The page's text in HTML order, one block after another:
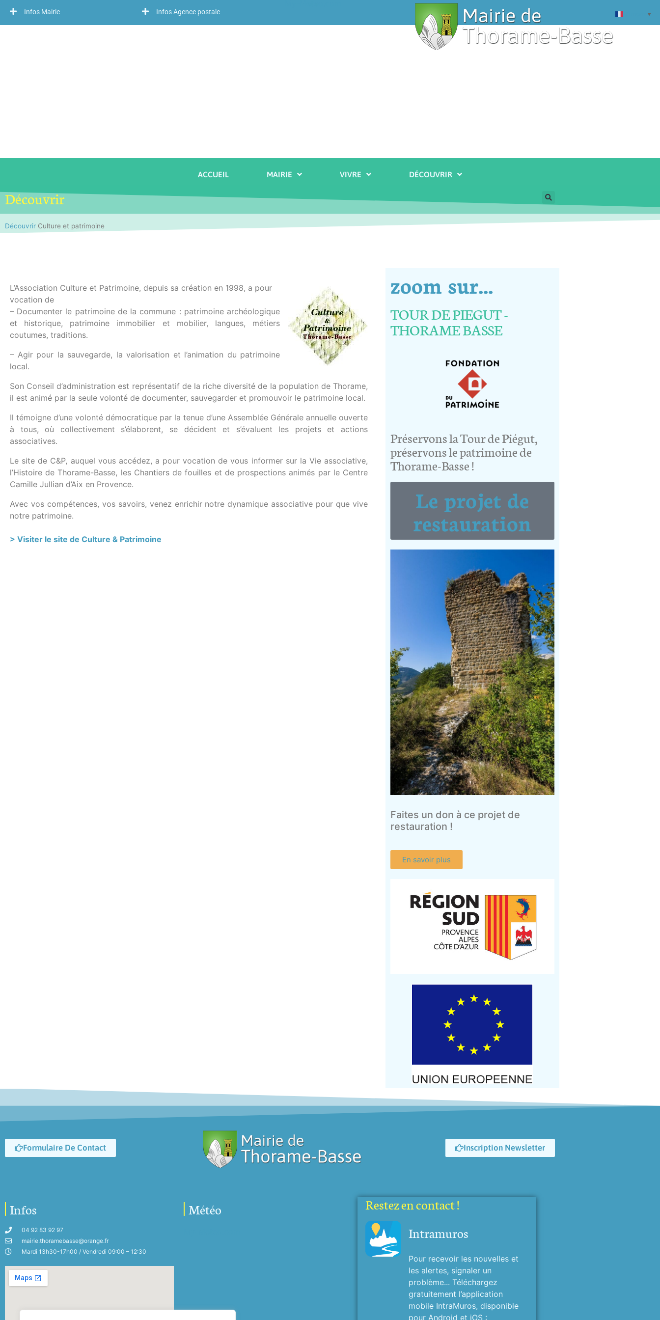
Infos Mairie Infos Agence postale
ACCUEIL MAIRIE VIVRE DÉCOUVRIR
Découvrir
Découvrir Culture et patrimoine
L’Association Culture et Patrimoine, depuis sa création en 1998, a pour
vocation de
– Documenter le patrimoine de la commune : patrimoine archéologique
et historique, patrimoine immobilier et mobilier, langues, métiers
coutumes, traditions.
– Agir pour la sauvegarde, la valorisation et l’animation du patrimoine
local.
Son Conseil d’administration est représentatif de la riche diversité de la population de Thorame,
il est animé par la seule volonté de documenter, sauvegarder et promouvoir le patrimoine local.
Il témoigne d’une volonté démocratique par la tenue d’une Assemblée Générale annuelle ouverte
à tous, où collectivement s’élaborent, se décident et s’évaluent les projets et actions
associatives.
Le site de C&P, auquel vous accédez, a pour vocation de vous informer sur la Vie associative,
l’Histoire de Thorame-Basse, les Chantiers de fouilles et de prospections animés par le Centre
Camille Jullian d’Aix en Provence.
Avec vos compétences, vos savoirs, venez enrichir notre dynamique associative pour que vive
notre patrimoine.
> Visiter le site de Culture & Patrimoine
zoom sur...
TOUR DE PIEGUT -
THORAME BASSE
Préservons la Tour de Piégut,
préservons le patrimoine de
Thorame-Basse !
Le projet de
restauration
Faites un don à ce projet de
restauration !
En savoir plus
Formulaire De Contact Inscription Newsletter
Infos
04 92 83 92 97
mairie.thoramebasse@orange.fr
Mardi 13h30-17h00 / Vendredi 09:00 – 12:30
Météo
Restez en contact !
Intramuros
Pour recevoir les nouvelles et
les alertes, signaler un
problème... Téléchargez
gratuitement l’application
mobile IntraMuros, disponible
pour Android et iOS :
▼